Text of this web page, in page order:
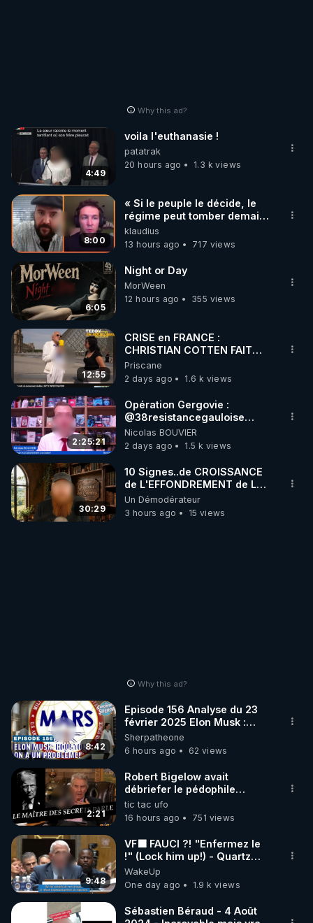
Why this ad?
4:49
voila l'euthanasie !
patatrak
20 hours ago
1.3 k views
8:00
« Si le peuple le décide, le
régime peut tomber demain !
»
klaudius
13 hours ago
717 views
6:05
Night or Day
MorWeen
12 hours ago
355 views
12:55
CRISE en FRANCE :
CHRISTIAN COTTEN FAIT
une étrange découverte
Priscane
2 days ago
1.6 k views
2:25:21
Opération Gergovie :
‪@38resistancegauloise‬
‪@MarionSigautOfficiel‬
‪@gladysriifard5710‬ Laëtitia
Nicolas BOUVIER
2 days ago
1.5 k views
30:29
10 Signes..de CROISSANCE
de L'EFFONDREMENT de La
Civilisation
de"DECROISSANCE de
L'Humaine Société"?
Un Démodérateur
3 hours ago
15 views
Why this ad?
8:42
Episode 156 Analyse du 23
février 2025 Elon Musk :
Houston , on a un problème !
Sherpatheone
6 hours ago
62 views
2:21
Robert Bigelow avait
débriefer le pédophile
génocidaire de donald j
trump
tic tac ufo
16 hours ago
751 views
9:48
VF🟩 FAUCI ?! "Enfermez le
!" (Lock him up!) - Quartz
Traduction
WakeUp
One day ago
1.9 k views
Sébastien Béraud - 4 Août